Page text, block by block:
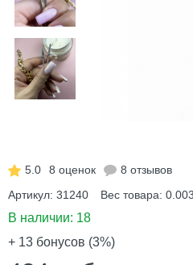
5.0 8 оценок
8 отзывов
Артикул: 31240 Вес товара: 0.003
В наличии: 18
+ 13 бонусов (3%)